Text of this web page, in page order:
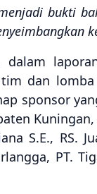
bukti
dalam
dan
sponsor
S.E., RS.
PT.